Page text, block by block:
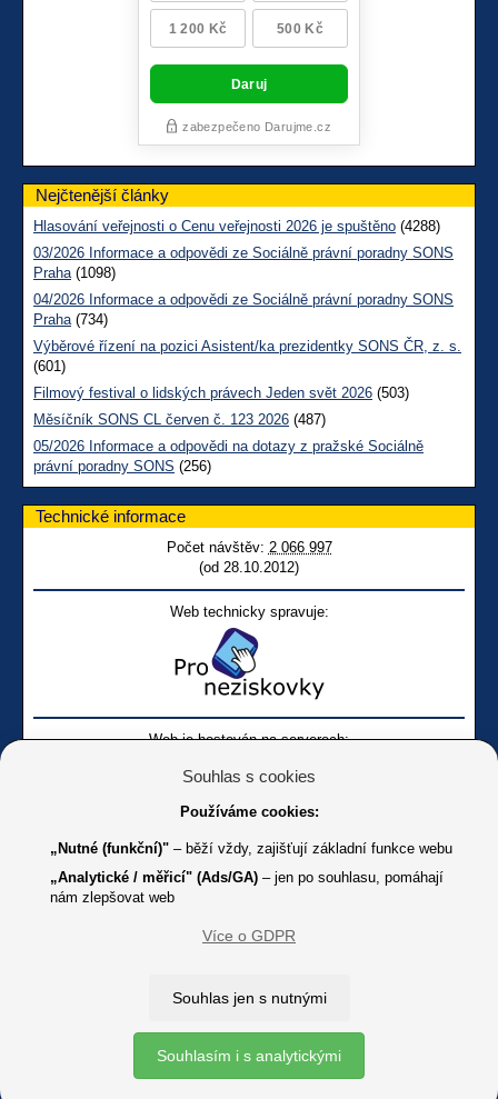
Nejčtenější články
Hlasování veřejnosti o Cenu veřejnosti 2026 je spuštěno (4288)
03/2026 Informace a odpovědi ze Sociálně právní poradny SONS
Praha(1098)
04/2026 Informace a odpovědi ze Sociálně právní poradny SONS
Praha(734)
Výběrové řízení na pozici Asistent/ka prezidentky SONS ČR, z. s.
(601)
Filmový festival o lidských právech Jeden svět 2026 (503)
Měsíčník SONS CL červen č. 123 2026 (487)
05/2026 Informace a odpovědi na dotazy z pražské Sociálně
právní poradny SONS (256)
Technické informace
Počet návštěv: 2 066 997
(od 28.10.2012)
Web technicky spravuje:
Web je hostován na serverech:
Online
Youtube SONS
K jakémukoliv užití textů a obrázků uvedených na tomto serveru je
Copyright © 2012 - 2026 SONS ČR, z. s.
Ochrana osobních údajů (GDPR)
Souhlas s cookies
Používáme cookies:
„Nutné (funkční)" – běží vždy, zajišťují základní funkce webu
„Analytické / měřicí" (Ads/GA) – jen po souhlasu, pomáhají
nám zlepšovat web
Více o GDPR
Souhlas jen s nutnými
Souhlasím i s analytickými